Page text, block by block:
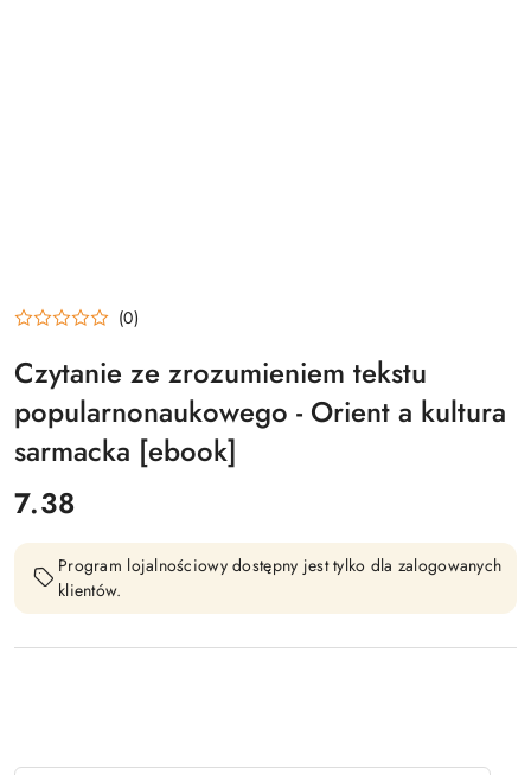
(0)
Czytanie ze zrozumieniem tekstu
popularnonaukowego - Orient a kultura
sarmacka [ebook]
cena:
7.38
Program lojalnościowy dostępny jest tylko dla zalogowanych
klientów.